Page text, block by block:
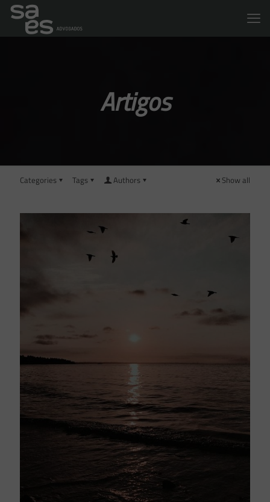
Artigos
Categories Tags Authors Show all